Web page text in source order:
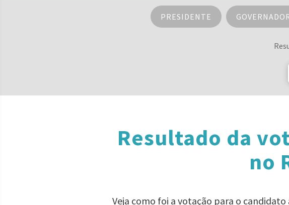
PRESIDENTE
Resultado da
no
Veja como foi a votação para o